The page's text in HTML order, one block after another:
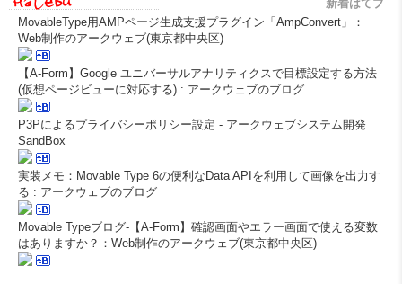
新着はてブ
MovableType用AMPページ生成支援プラグイン「AmpConvert」：
Web制作のアークウェブ(東京都中央区)
【A-Form】Google ユニバーサルアナリティクスで目標設定する方法
(仮想ページビューに対応する) : アークウェブのブログ
P3Pによるプライバシーポリシー設定 - アークウェブシステム開発
SandBox
実装メモ：Movable Type 6の便利なData APIを利用して画像を出力す
る : アークウェブのブログ
Movable Typeブログ-【A-Form】確認画面やエラー画面で使える変数
はありますか？：Web制作のアークウェブ(東京都中央区)